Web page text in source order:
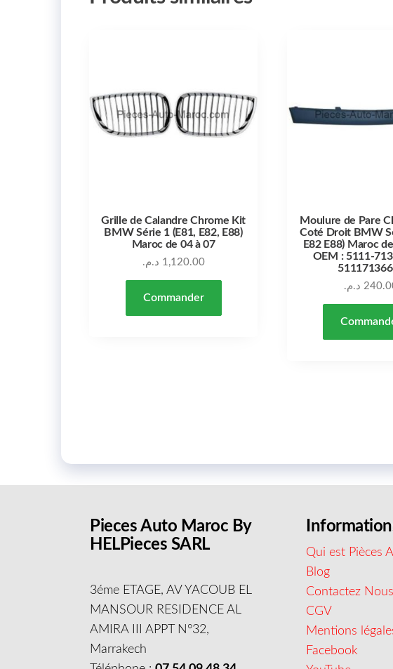
Grille de Calandre Chrome Kit
BMW Série 1 (E81, E82, E88)
Maroc de 04 à 07
1,120.00 د.م.
Commander
Moulure de Pare
Coté Droit BMW
E82 E88) Maroc
OEM : 5111-
د.م.
Pieces Auto Maroc By
HELPieces SARL
3éme ETAGE, AV YACOUB EL
MANSOUR RESIDENCE AL
AMIRA III APPT N°32,
Marrakech
Qui est Pièces
Blog
Contactez Nous
CGV
Mentions
Facebook